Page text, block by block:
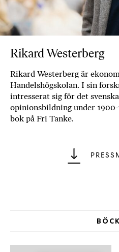
c
o
n
l
h
i
T
a
Rikard Westerberg
Rikard Westerberg är
Handelshögskolan. I sin
intresserat sig för det
opinionsbildning under
bok på Fri Tanke.